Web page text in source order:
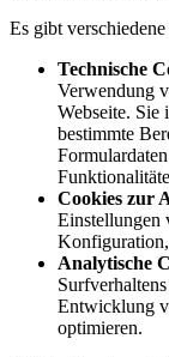
Es gibt
Technische
Verwendung
Webseite. Sie
bestimmte
Cookies zur
Einstellungen
Analytische
Entwicklung
optimieren.